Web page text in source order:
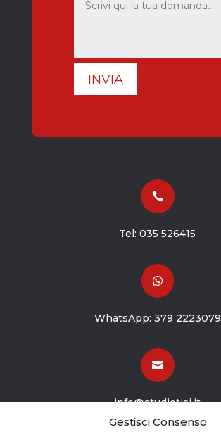
Gestisci Consenso
INVIA

Tel:035 526415

WhatsApp: 379 2223079

info@studiotisi.it